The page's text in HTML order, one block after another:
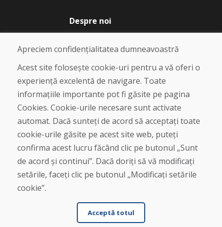
Despre noi
Blog
Despre noi
Magazin
Contact
Cumpărare
Magazin online
Livrare și plată
Plângere
Retur și schimb de mărfuri
Protecția datelor cu caracter personal
Cookies
Apreciem confidențialitatea dumneavoastră
Acest site folosește cookie-uri pentru a vă oferi o
experiență excelentă de navigare. Toate
informațiile importante pot fi găsite pe pagina
Cookies. Cookie-urile necesare sunt activate
automat. Dacă sunteți de acord să acceptați toate
cookie-urile găsite pe acest site web, puteți
confirma acest lucru făcând clic pe butonul „Sunt
de acord și continui”. Dacă doriți să vă modificați
setările, faceți clic pe butonul „Modificați setările
cookie”.
Acceptă totul